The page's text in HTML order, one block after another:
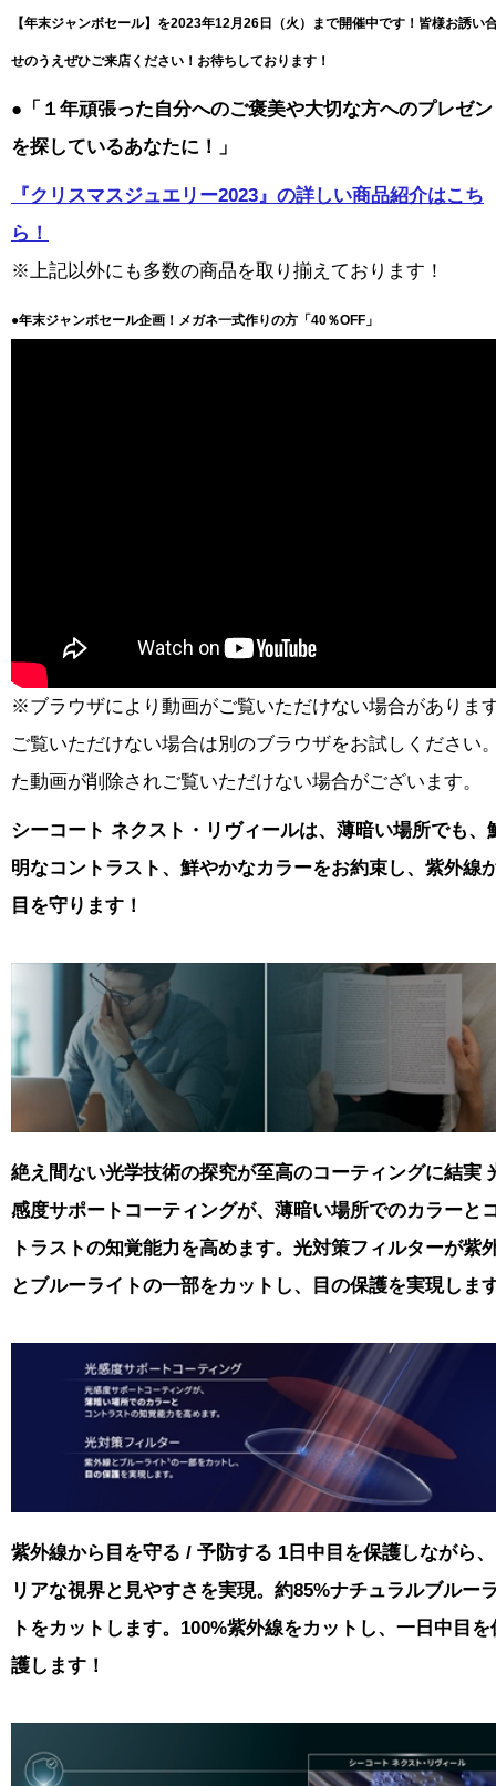
【年末ジャンボセール】を2023年12月26日（火）まで開催中です！皆様お誘い
せのうえぜひご来店ください！お待ちしております！
●「１年頑張った自分へのご褒美や大切な方へのプレゼ
を探しているあなたに！」
『クリスマスジュエリー2023』の詳しい商品紹介はこち
ら！
※上記以外にも多数の商品を取り揃えております！
●年末ジャンボセール企画！メガネ一式作りの方「40％OFF」
※ブラウザにより動画がご覧いただけない場合がありま
ご覧いただけない場合は別のブラウザをお試しください
た動画が削除されご覧いただけない場合がございます。
シーコート ネクスト・リヴィールは、薄暗い場所でも、
明なコントラスト、鮮やかなカラーをお約束し、紫外線
目を守ります！
絶え間ない光学技術の探究が至高のコーティングに結実
感度サポートコーティングが、薄暗い場所でのカラーと
トラストの知覚能力を高めます。光対策フィルターが紫
とブルーライトの一部をカットし、目の保護を実現しま
紫外線から目を守る / 予防する 1日中目を保護しながら
リアな視界と見やすさを実現。約85%ナチュラルブルー
トをカットします。100%紫外線をカットし、一日中目を
護します！